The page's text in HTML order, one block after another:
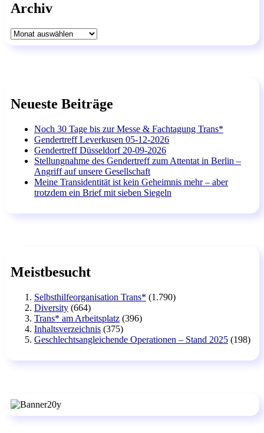
Archiv
Archiv
Neueste Beiträge
Noch 30 Tage bis zur Messe & Fachtagung Trans*
Gendertreff Leverkusen 05-12-2026
Gendertreff Düsseldorf 20-09-2026
Stellungnahme des Gendertreff zum Attentat in Berlin –
Angriff auf unsere Gesellschaft
Meine Transidentität ist kein Geheimnis mehr – aber
trotzdem ein Brief mit sieben Siegeln
Meistbesucht
Selbsthilfeorganisation Trans* (1.790)
Diversity (664)
Trans* am Arbeitsplatz (396)
Inhaltsverzeichnis (375)
Geschlechtsangleichende Operationen – Stand 2025 (198)